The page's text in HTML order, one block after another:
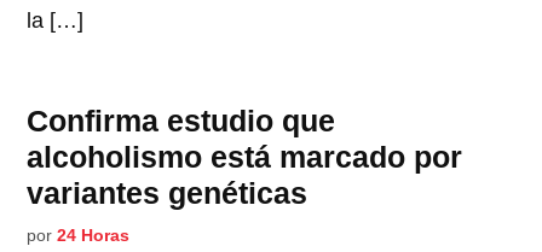
la […]
Confirma estudio que
alcoholismo está marcado por
variantes genéticas
por 24 Horas